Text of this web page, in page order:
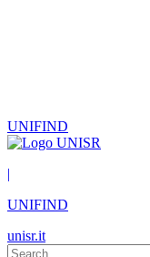
UNIFIND
|
UNIFIND
unisr.it